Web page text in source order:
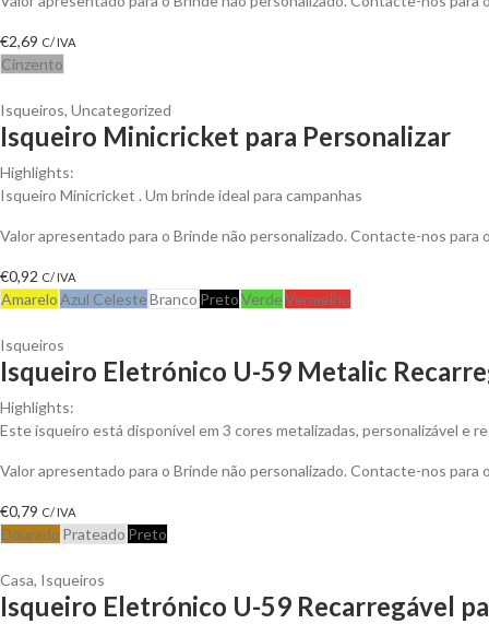
€2,69 C/ IVA
Cinzento
Isqueiros, Uncategorized
Isqueiro Minicricket para Personalizar
Highlights:
Isqueiro Minicricket . Um brinde ideal para campanhas
Valor apresentado para o Brinde não personalizado. Contacte-nos
€0,92 C/ IVA
AmareloAzul CelesteBranco PretoVerdeVermelho
Isqueiros
Isqueiro Eletrónico U-59 Metalic
Highlights:
Este isqueiro está disponível em 3 cores metalizadas, personalizável e
Valor apresentado para o Brinde não personalizado. Contacte-nos
€0,79 C/ IVA
Dourado Prateado Preto
Casa, Isqueiros
Isqueiro Eletrónico U-59 Recarregável